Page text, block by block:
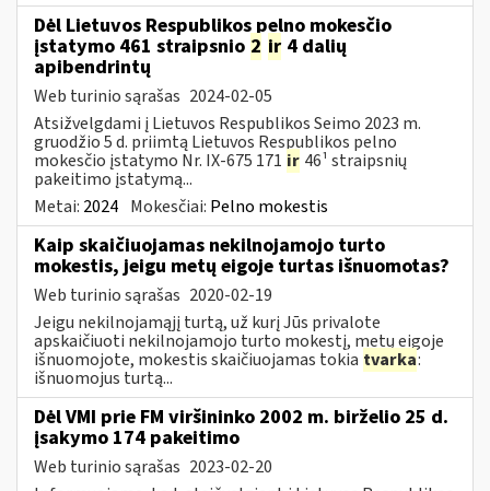
Dėl Lietuvos Respublikos pelno mokesčio
įstatymo 461 straipsnio 2 ir 4 dalių
apibendrintų
Web turinio sąrašas 2024-02-05
Atsižvelgdami į Lietuvos Respublikos Seimo 2023 m.
gruodžio 5 d. priimtą Lietuvos Respublikos pelno
mokesčio įstatymo Nr. IX-675 171 ir 46¹ straipsnių
pakeitimo įstatymą...
Metai: 2024 Mokesčiai: Pelno mokestis
Kaip skaičiuojamas nekilnojamojo turto
mokestis, jeigu metų eigoje turtas išnuomotas?
Web turinio sąrašas 2020-02-19
Jeigu nekilnojamąjį turtą, už kurį Jūs privalote
apskaičiuoti nekilnojamojo turto mokestį, metų eigoje
išnuomojote, mokestis skaičiuojamas tokia tvarka:
išnuomojus turtą...
Dėl VMI prie FM viršininko 2002 m. birželio 25 d.
įsakymo 174 pakeitimo
Web turinio sąrašas 2023-02-20